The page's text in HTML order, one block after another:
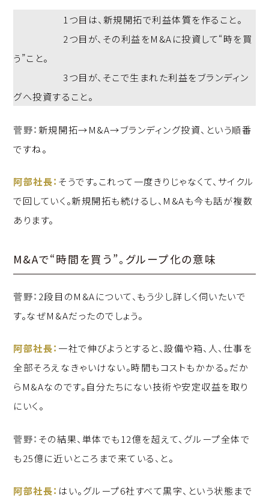
1つ目は、新規開拓で利益体質を作ること。
2つ目が、その利益をM&Aに投資して“時を買
う”こと。
3つ目が、そこで生まれた利益をブランディン
グへ投資すること。
菅野：新規開拓→M&A→ブランディング投資、という順番
ですね。
阿部社長： そうです。これって一度きりじゃなくて、サイクル
で回していく。新規開拓も続けるし、M&Aも今も話が複数
あります。
M&Aで“時間を買う”。グループ化の意味
菅野： 2段目のM&Aについて、もう少し詳しく伺いたいで
す。なぜM&Aだったのでしょう。
阿部社長： 一社で伸びようとすると、設備や箱、人、仕事を
全部そろえなきゃいけない。時間もコストもかかる。だか
らM&Aなのです。自分たちにない技術や安定収益を取り
にいく。
菅野： その結果、単体でも12億を超えて、グループ全体で
も25億に近いところまで来ている、と。
阿部社長： はい。グループ6社すべて黒字、という状態まで